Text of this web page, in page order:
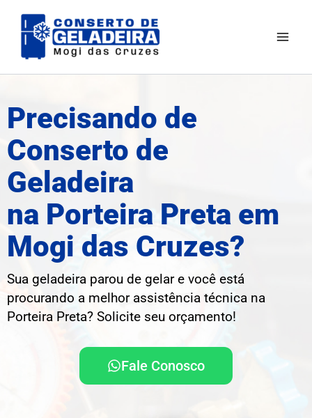
para
Precisando de
Conserto de
Geladeira
na Porteira Preta em
Mogi das Cruzes?
Sua geladeira parou de gelar e você está
procurando a melhor assistência técnica na
Porteira Preta? Solicite seu orçamento!
Fale Conosco